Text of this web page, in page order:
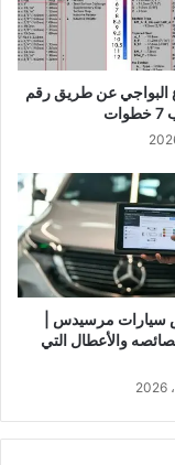
البواجي عن طريق رقم
سيارات مرسيدس |
والأعطال التي